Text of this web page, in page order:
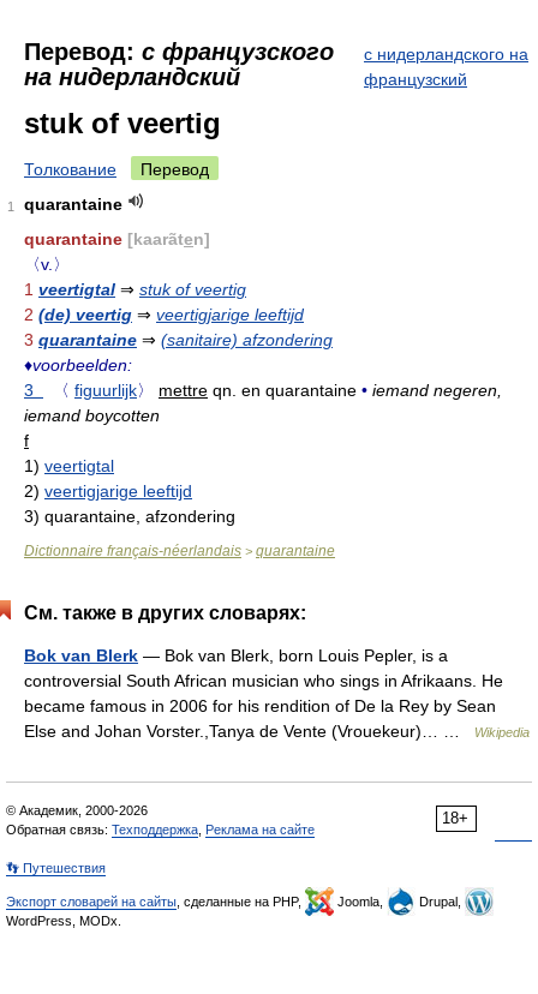
Перевод: с французского
на нидерландский
с нидерландского на
французский
stuk of veertig
Толкование Перевод
1
quarantaine
quarantaine [kaarãten]
〈v.〉
1 veertigtal ⇒ stuk of veertig
2 (de) veertig ⇒ veertigjarige leeftijd
3 quarantaine ⇒ (sanitaire) afzondering
♦voorbeelden:
3
〈 figuurlijk〉 mettre qn. en quarantaine • iemand negeren,
iemand boycotten
f
1) veertigtal
2) veertigjarige leeftijd
3) quarantaine, afzondering
Dictionnaire français-néerlandais > quarantaine
См. также в других словарях:
Bok van Blerk — Bok van Blerk, born Louis Pepler, is a
controversial South African musician who sings in Afrikaans. He
became famous in 2006 for his rendition of De la Rey by Sean
Else and Johan Vorster.,Tanya de Vente (Vrouekeur)… …
Wikipedia
18+
© Академик, 2000-2026
Обратная связь: Техподдержка Реклама на сайте
👣 Путешествия
Экспорт словарей на сайты , сделанные на PHP, Joomla,
Drupal,
WordPress, MODx.